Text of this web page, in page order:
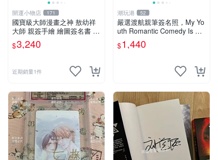
開運小物店 171
國寶級大師漫畫之神 敖幼祥
大師 親簽手繪 繪圖簽名書 機
會難得敖大師一輩子繪圖創作
多年有一句老師最金典名言
$3,240
近期銷量1件
潮玩港 52
嚴選渡航親筆簽名照，My Yo
uth Romantic Comedy Is Wr
ong限量收藏版 青春戀愛物語
原創 漫畫周邊
$1,440